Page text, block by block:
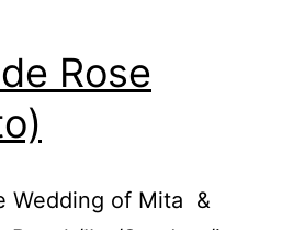
Rose
Wedding of Mita &